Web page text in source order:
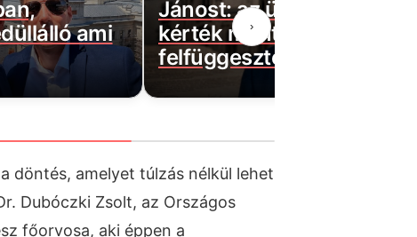
ami
Jánost: az ügyészségtől
kérték mentelmi jogának
felfüggesztését
›
döntés, amelyet túlzás nélkül lehet
Dubóczki Zsolt, az Országos
főorvosa, aki éppen a